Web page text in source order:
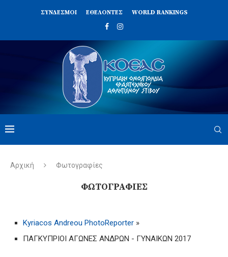
ΣΥΝΔΈΣΜΟΙ ΕΘΕΛΟΝΤΈΣ WORLD RANKINGS
Αρχική Φωτογραφίες
ΦΩΤΟΓΡΑΦΊΕΣ
Kyriacos Andreou PhotoReporter »
ΠΑΓΚΥΠΡΙΟΙ ΑΓΩΝΕΣ ΑΝΔΡΩΝ - ΓΥΝΑΙΚΩΝ 2017